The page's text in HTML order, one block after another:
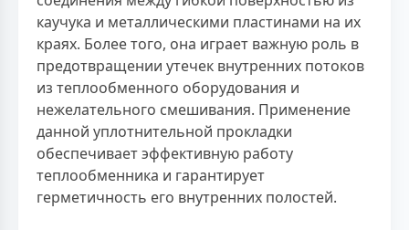
каучука и металлическими пластинами на их
краях. Более того, она играет важную роль в
предотвращении утечек внутренних потоков
из теплообменного оборудования и
нежелательного смешивания. Применение
данной уплотнительной прокладки
обеспечивает эффективную работу
теплообменника и гарантирует
герметичность его внутренних полостей.